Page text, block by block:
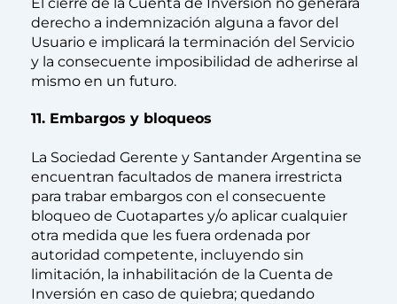
derecho a indemnización alguna a favor del
Usuario e implicará la terminación del Servicio
y la consecuente imposibilidad de adherirse al
mismo en un futuro.
11. Embargos y bloqueos
La Sociedad Gerente y Santander Argentina se
encuentran facultados de manera irrestricta
para trabar embargos con el consecuente
bloqueo de Cuotapartes y/o aplicar cualquier
otra medida que les fuera ordenada por
autoridad competente, incluyendo sin
limitación, la inhabilitación de la Cuenta de
Inversión en caso de quiebra; quedando